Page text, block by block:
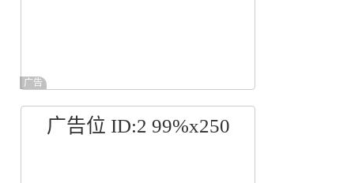
广告
广告位 ID:2 99%x250